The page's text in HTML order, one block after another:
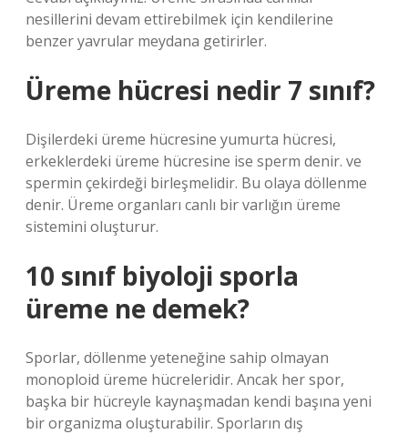
nesillerini devam ettirebilmek için kendilerine
benzer yavrular meydana getirirler.
Üreme hücresi nedir 7 sınıf?
Dişilerdeki üreme hücresine yumurta hücresi,
erkeklerdeki üreme hücresine ise sperm denir. ve
spermin çekirdeği birleşmelidir. Bu olaya döllenme
denir. Üreme organları canlı bir varlığın üreme
sistemini oluşturur.
10 sınıf biyoloji sporla
üreme ne demek?
Sporlar, döllenme yeteneğine sahip olmayan
monoploid üreme hücreleridir. Ancak her spor,
başka bir hücreyle kaynaşmadan kendi başına yeni
bir organizma oluşturabilir. Sporların dış